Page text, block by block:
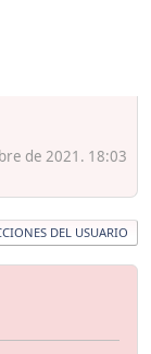
de 2021. 18:03
DEL USUARIO